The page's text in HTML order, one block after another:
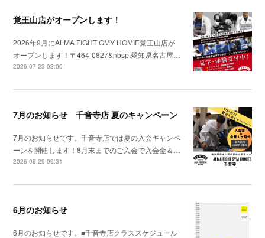
覚王山店がオープンします！
2026年9月にALMA FIGHT GMY HOMIE覚王山店が
オープンします！〒464-0827&nbsp;愛知県名古屋…
2026.07.23 03:00
7月のお知らせ 千音寺店 夏のキャンペーン
7月のお知らせです。千音寺店では夏の入会キャンペ
ーンを開催します！8月末までのご入会で入会金＆…
2026.06.29 09:31
6月のお知らせ
6月のお知らせです。■千音寺店クラススケジュール